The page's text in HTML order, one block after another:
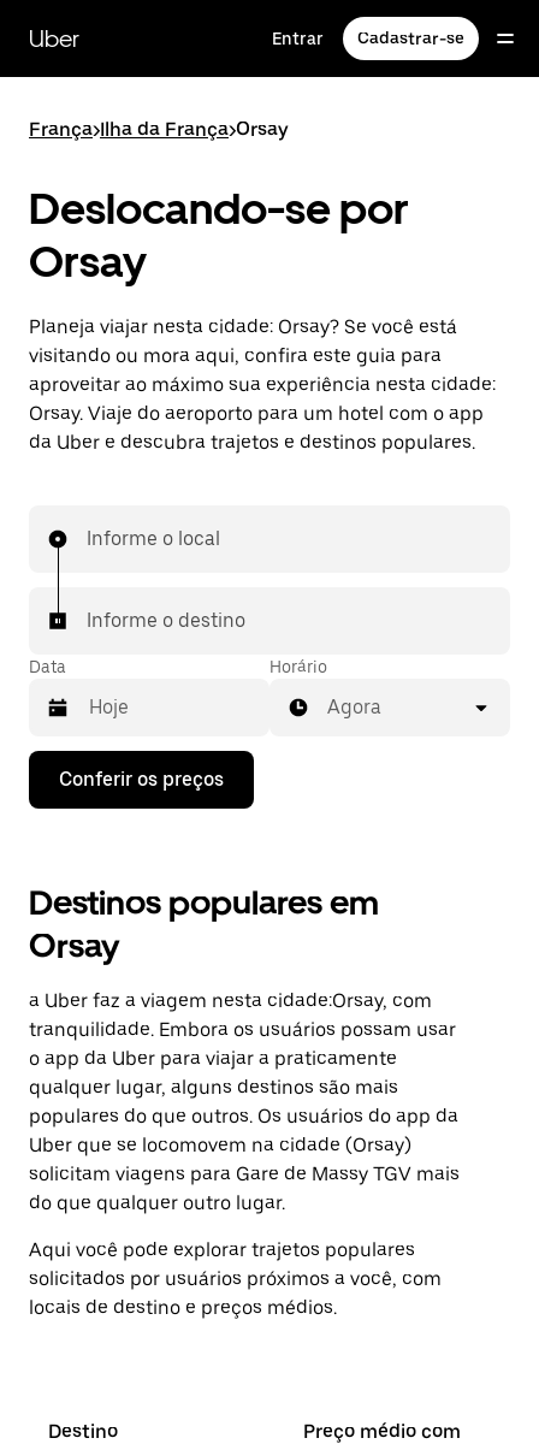
para
conteúdo
Uber Entrar Cadastrar-se
França>Ilha da França>Orsay
Deslocando-se por
Orsay
Planeja viajar nesta cidade: Orsay? Se você está
visitando ou mora aqui, confira este guia para
aproveitar ao máximo sua experiência nesta cidade:
Orsay. Viaje do aeroporto para um hotel com o app
da Uber e descubra trajetos e destinos populares.
Informe o local
Informe o destino
Data
Pressione
seta
interagir
com
o
calendário
selecionar
uma
Pressione
a
tecla
“ESC”
para
fechar
o
calendário.
Horário
Agora
Conferir os preços
Destinos populares em
Orsay
a Uber faz a viagem nesta cidade:Orsay, com
tranquilidade. Embora os usuários possam usar
o app da Uber para viajar a praticamente
qualquer lugar, alguns destinos são mais
populares do que outros. ⁠Os usuários do app da
Uber que se locomovem na cidade (Orsay)
solicitam viagens para Gare de Massy TGV mais
do que qualquer outro lugar.
Aqui você pode explorar trajetos populares
solicitados por usuários próximos a você, com
locais de destino e preços médios.
Destino
Preço médio com